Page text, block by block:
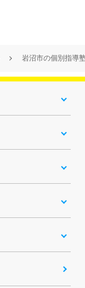
岩沼市の個別指導